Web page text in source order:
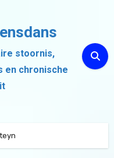
stoornis,
en chronische